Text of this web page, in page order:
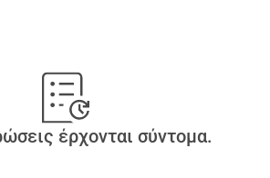
έρχονται σύντομα.